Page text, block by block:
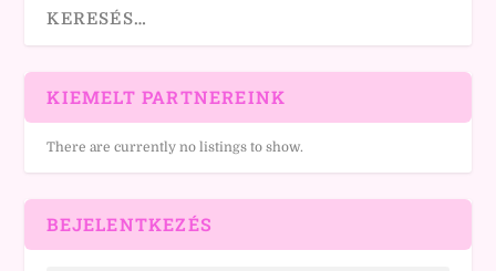
KIEMELT PARTNEREINK
There are currently no listings to show.
BEJELENTKEZÉS